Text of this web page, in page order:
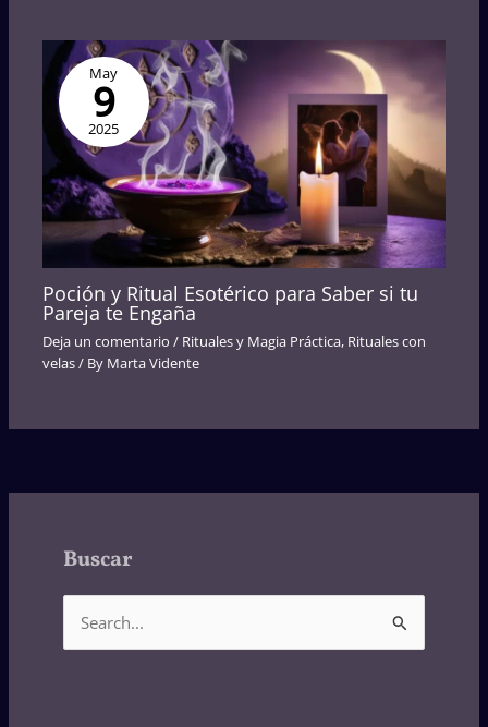
May
9
2025
Poción y Ritual Esotérico para Saber si tu
Pareja te Engaña
Deja un comentario / Rituales y Magia Práctica, Rituales con
velas/ By Marta Vidente
Buscar